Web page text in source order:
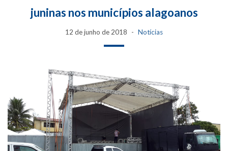
juninas nos municípios alagoanos
12 de junho de 2018 Notícias